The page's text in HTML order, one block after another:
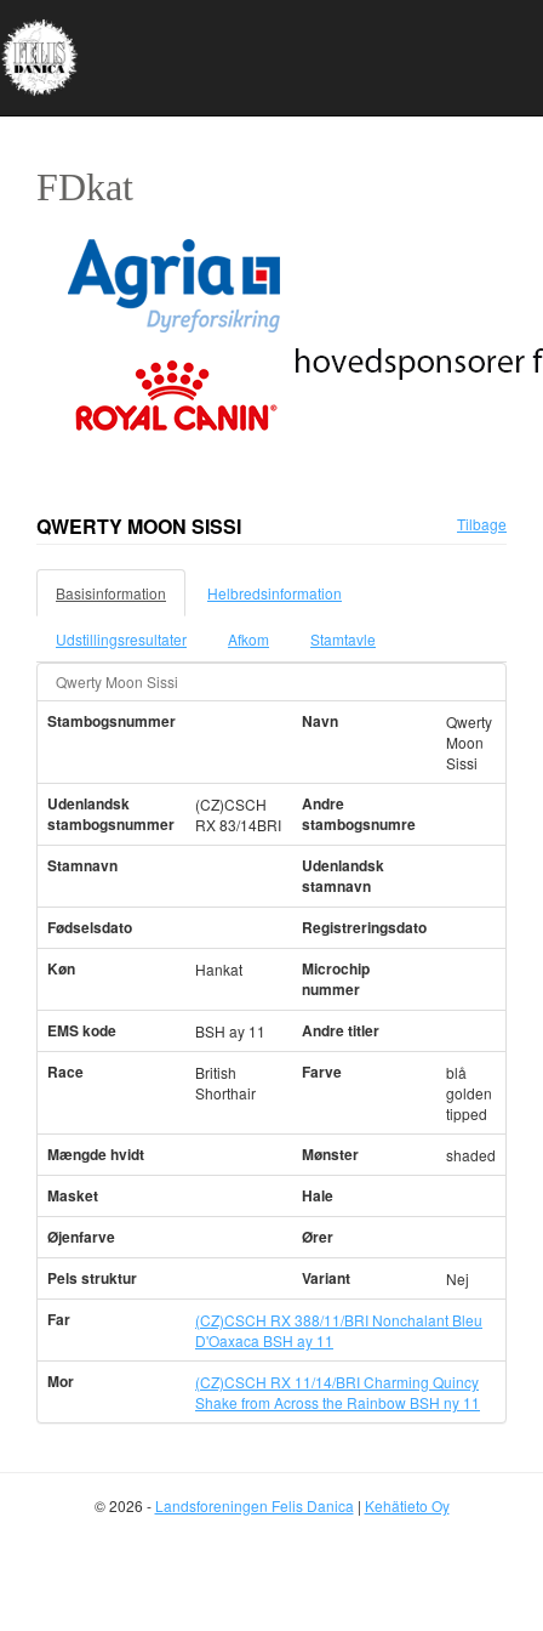
FDkat
QWERTY MOON SISSI Tilbage
Basisinformation Helbredsinformation
Udstillingsresultater Afkom Stamtavle
Qwerty Moon Sissi
Stambogsnummer Navn
Qwerty
Moon
Sissi
Udenlandsk
stambogsnummer
(CZ)CSCH
RX 83/14BRI
Andre
stambogsnumre
Stamnavn
Udenlandsk
stamnavn
Fødselsdato
Registreringsdato
Køn
Hankat
Microchip
nummer
EMS kode
BSH ay 11
Andre titler
Race
British
Shorthair
Farve
blå
golden
tipped
Mængde hvidt Mønster shaded
Masket
Hale
Øjenfarve
Ører
Pels struktur
Variant Nej
Far
(CZ)CSCH RX 388/11/BRI Nonchalant Bleu
D'Oaxaca BSH ay 11
Mor
(CZ)CSCH RX 11/14/BRI Charming Quincy
Shake from Across the Rainbow BSH ny 11
© 2026 - Landsforeningen Felis Danica | Kehätieto Oy